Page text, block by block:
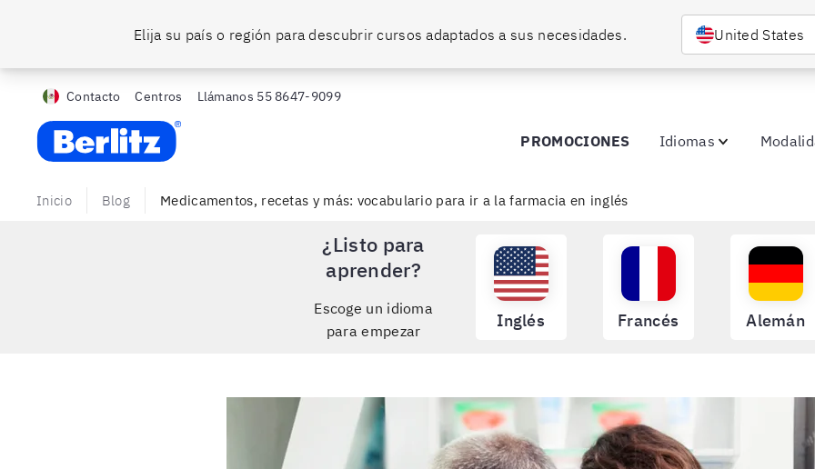
Elija su país o región para descubrir cursos adaptados a sus necesidades. United States
Contacto Centros Llámanos 55 8647-9099
Berlitz MX
PROMOCIONES Idiomas
Inicio Blog Medicamentos, recetas y más: vocabulario para ir a la farmacia en inglés
¿Listo para
aprender?
Escoge un idioma
para empezar
Inglés Francés Alemán